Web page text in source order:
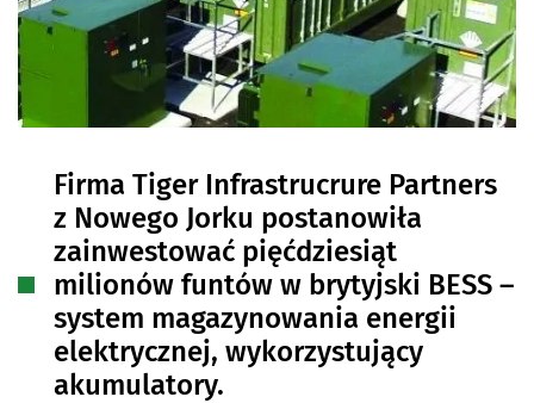
Firma Tiger Infrastrucrure Partners
z Nowego Jorku postanowiła
zainwestować pięćdziesiąt
milionów funtów w brytyjski BESS –
system magazynowania energii
elektrycznej, wykorzystujący
akumulatory.